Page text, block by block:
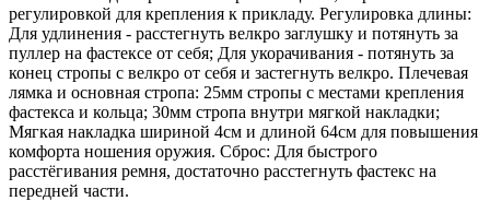
регулировкой для крепления к прикладу. Регулировка длины:
Для удлинения - расстегнуть велкро заглушку и потянуть за
пуллер на фастексе от себя; Для укорачивания - потянуть за
конец стропы с велкро от себя и застегнуть велкро. Плечевая
лямка и основная стропа: 25мм стропы с местами крепления
фастекса и кольца; 30мм стропа внутри мягкой накладки;
Мягкая накладка шириной 4см и длиной 64см для повышения
комфорта ношения оружия. Сброс: Для быстрого
расстёгивания ремня, достаточно расстегнуть фастекс на
передней части.